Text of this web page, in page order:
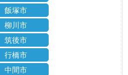
飯塚市
柳川市
筑後市
行橋市
中間市